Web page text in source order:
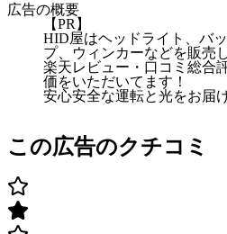
広告の概要
【PR】
HID屋はヘッドライト、バ
プ、ウィンカーなどを販売
楽天レビュー・口コミ総合
価をいただいてます！
安心安全な運転と光をお届
この広告のクチコミ